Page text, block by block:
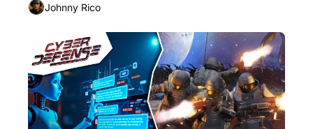
Johnny Rico